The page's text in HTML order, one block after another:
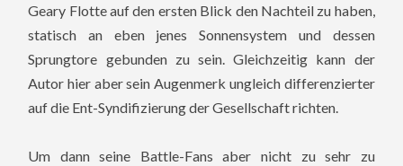
Geary Flotte auf den ersten Blick den Nachteil zu haben,
statisch an eben jenes Sonnensystem und dessen
Sprungtore gebunden zu sein. Gleichzeitig kann der
Autor hier aber sein Augenmerk ungleich differenzierter
auf die Ent-Syndifizierung der Gesellschaft richten.
Um dann seine Battle-Fans aber nicht zu sehr zu